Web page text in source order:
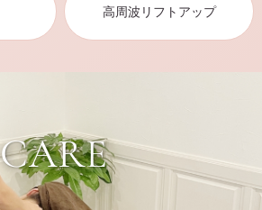
高周波リフトアップ